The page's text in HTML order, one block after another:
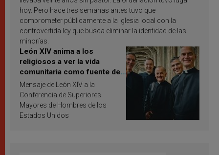
hoy. Pero hace tres semanas antes tuvo que
comprometer públicamente a la Iglesia local con la
controvertida ley que busca eliminar la identidad de las
minorías.
León XIV anima a los
religiosos a ver la vida
comunitaria como fuente de
inspiración y santificación
Mensaje de León XIV a la
Conferencia de Superiores
Mayores de Hombres de los
Estados Unidos